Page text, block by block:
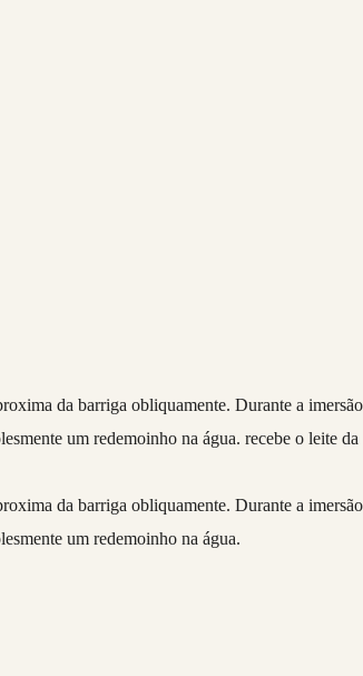
da barriga obliquamente. Durante a imersão
um redemoinho na água. recebe o leite da
da barriga obliquamente. Durante a imersão
um redemoinho na água.